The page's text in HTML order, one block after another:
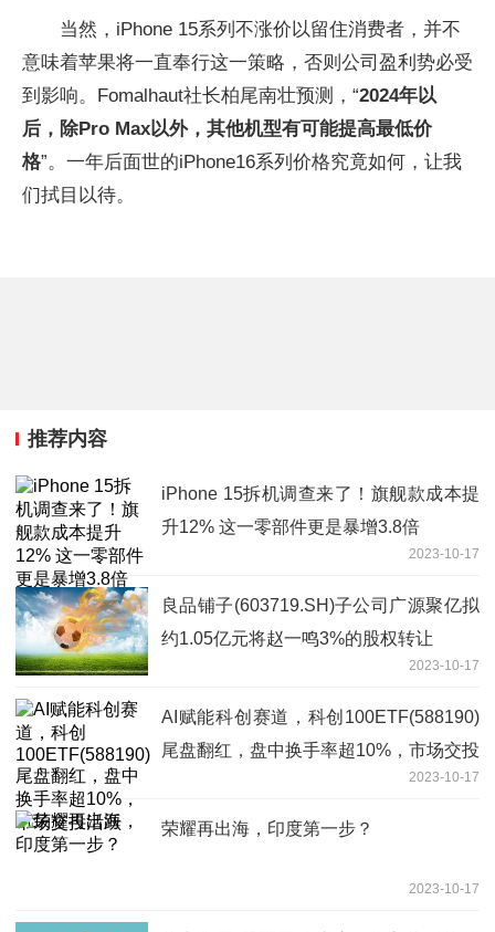
当然，iPhone 15系列不涨价以留住消费者，并不
意味着苹果将一直奉行这一策略，否则公司盈利势必受
到影响。Fomalhaut社长柏尾南壮预测，“2024年以
后，除Pro Max以外，其他机型有可能提高最低价
格”。一年后面世的iPhone16系列价格究竟如何，让我
们拭目以待。
推荐内容
iPhone 15拆机调查来了！旗舰款成本提
升12% 这一零部件更是暴增3.8倍
2023-10-17
良品铺子(603719.SH)子公司广源聚亿拟
约1.05亿元将赵一鸣3%的股权转让
2023-10-17
AI赋能科创赛道，科创100ETF(588190)
尾盘翻红，盘中换手率超10%，市场交投
2023-10-17
荣耀再出海，印度第一步？
2023-10-17